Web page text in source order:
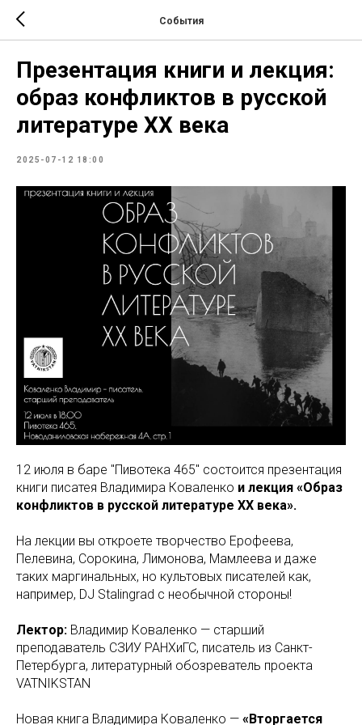
События
Презентация книги и лекция:
образ конфликтов в русской
литературе ХХ века
2025-07-12 18:00
12 июля в баре "Пивотека 465" состоится презентация
книги писатея Владимира Коваленко и лекция «Образ
конфликтов в русской литературе XX века».
На лекции вы откроете творчество Ерофеева,
Пелевина, Сорокина, Лимонова, Мамлеева и даже
таких маргинальных, но культовых писателей как,
например, DJ Stalingrad с необычной стороны!
Лектор: Владимир Коваленко — старший
преподаватель СЗИУ РАНХиГС, писатель из Санкт-
Петербурга, литературный обозреватель проекта
VATNIKSTAN
Новая книга Владимира Коваленко — «Вторгается